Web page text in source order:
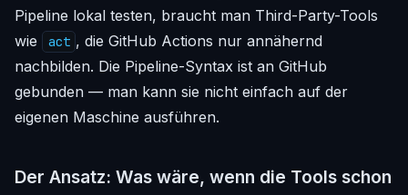
Pipeline lokal testen, braucht man Third-Party-Tools
wie
act , die GitHub Actions nur annähernd
nachbilden. Die Pipeline-Syntax ist an GitHub
gebunden — man kann sie nicht einfach auf der
eigenen Maschine ausführen.
Der Ansatz: Was wäre, wenn die Tools schon